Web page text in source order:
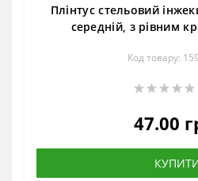
Плінтус стельовий
середній, з рівним
Код товару:
47.00